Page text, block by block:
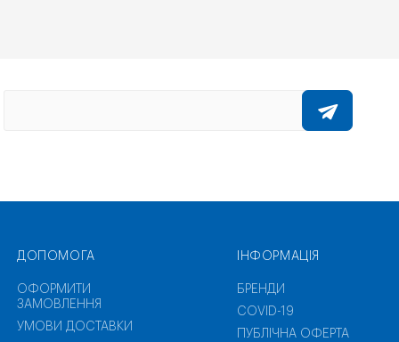
ДОПОМОГА
ОФОРМИТИ
ЗАМОВЛЕННЯ
УМОВИ ДОСТАВКИ
ІНФОРМАЦІЯ
БРЕНДИ
COVID-19
ПУБЛІЧНА ОФЕРТА